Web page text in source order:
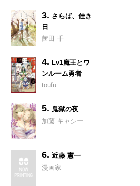
3. さらば、佳き
日
茜田 千
4. Lv1魔王とワ
ンルーム勇者
toufu
5. 鬼獄の夜
加藤 キャシー
6. 近藤 憲一
漫画家